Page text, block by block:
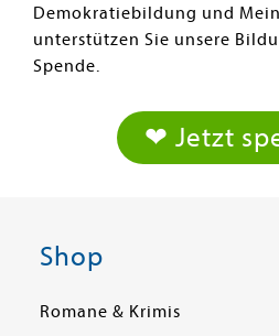
Demokratiebildung und
unterstützen Sie unsere
Spende.
❤ Jetzt
Shop
Romane & Krimis